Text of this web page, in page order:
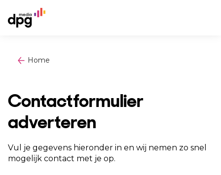
Home
Contactformulier
adverteren
Vul je gegevens hieronder in en wij nemen zo snel
mogelijk contact met je op.